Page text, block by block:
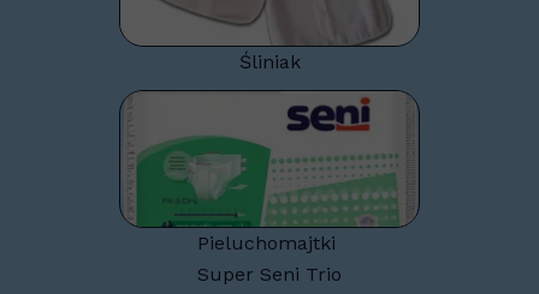
Śliniak
Pieluchomajtki
Super Seni Trio